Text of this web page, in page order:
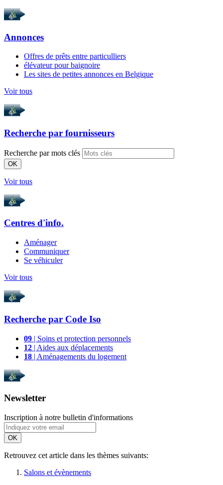
Annonces
Offres de prêts entre particulliers
élévateur pour baignoire
Les sites de petites annonces en Belgique
Voir tous
Recherche par fournisseurs
Recherche par mots clés
OK
Voir tous
Centres d'info.
Aménager
Communiquer
Se véhiculer
Voir tous
Recherche par Code Iso
09 | Soins et protection personnels
12 | Aides aux déplacements
18 | Aménagements du logement
Newsletter
Inscription à notre bulletin d'informations
OK
Retrouvez cet article dans les thèmes suivants:
Salons et évènements